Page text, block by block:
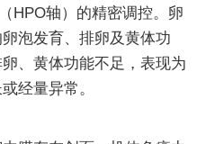
HPO轴）的精密调控。卵
泡发育、排卵及黄体功
、黄体功能不足，表现为
经量异常。